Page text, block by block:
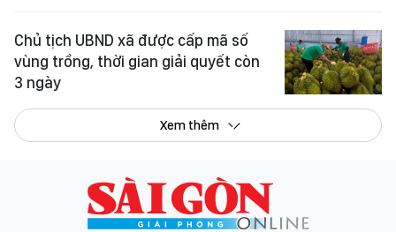
Chủ tịch UBND xã được cấp mã số
vùng trồng, thời gian giải quyết còn
3 ngày
Xem thêm